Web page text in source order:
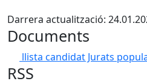
Darrera actualització:
Documents
llista candidat Jurats
RSS